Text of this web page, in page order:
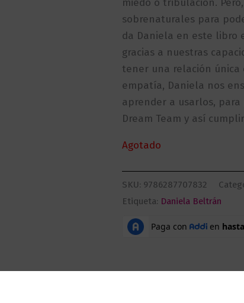
sobrenaturales para
da Daniela en este libro
gracias a nuestras
tener una relación única
empatía, Daniela nos
aprender a usarlos,
Dream Team y así
Agotado
SKU: 9786287707832
Etiqueta: Daniela Beltrán